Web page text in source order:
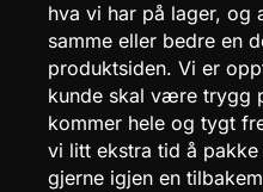
hva vi har på lager, og
samme eller bedre en
produktsiden. Vi er
kunde skal være trygg
kommer hele og tygt
vi litt ekstra tid å
gjerne igjen en